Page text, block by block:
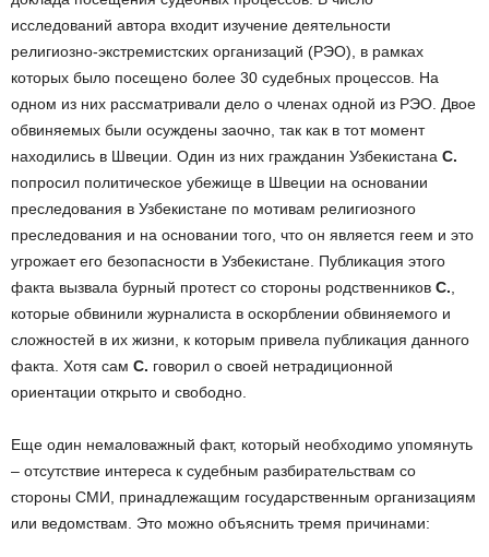
исследований автора входит изучение деятельности
религиозно-экстремистских организаций (РЭО), в рамках
которых было посещено более 30 судебных процессов. На
одном из них рассматривали дело о членах одной из РЭО. Двое
обвиняемых были осуждены заочно, так как в тот момент
находились в Швеции. Один из них гражданин Узбекистана С.
попросил политическое убежище в Швеции на основании
преследования в Узбекистане по мотивам религиозного
преследования и на основании того, что он является геем и это
угрожает его безопасности в Узбекистане. Публикация этого
факта вызвала бурный протест со стороны родственников С.,
которые обвинили журналиста в оскорблении обвиняемого и
сложностей в их жизни, к которым привела публикация данного
факта. Хотя сам С. говорил о своей нетрадиционной
ориентации открыто и свободно.
Еще один немаловажный факт, который необходимо упомянуть
– отсутствие интереса к судебным разбирательствам со
стороны СМИ, принадлежащим государственным организациям
или ведомствам. Это можно объяснить тремя причинами: